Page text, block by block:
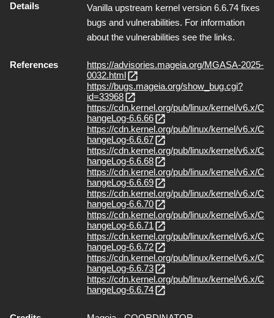
Details
Vanilla upstream kernel version 6.6.74 fixes
bugs and vulnerabilities. For information
about the vulnerabilities see the links.
References
https://advisories.mageia.org/MGASA-2025-
0032.html
https://bugs.mageia.org/show_bug.cgi?
id=33968
https://cdn.kernel.org/pub/linux/kernel/v6.x/C
hangeLog-6.6.66
https://cdn.kernel.org/pub/linux/kernel/v6.x/C
hangeLog-6.6.67
https://cdn.kernel.org/pub/linux/kernel/v6.x/C
hangeLog-6.6.68
https://cdn.kernel.org/pub/linux/kernel/v6.x/C
hangeLog-6.6.69
https://cdn.kernel.org/pub/linux/kernel/v6.x/C
hangeLog-6.6.70
https://cdn.kernel.org/pub/linux/kernel/v6.x/C
hangeLog-6.6.71
https://cdn.kernel.org/pub/linux/kernel/v6.x/C
hangeLog-6.6.72
https://cdn.kernel.org/pub/linux/kernel/v6.x/C
hangeLog-6.6.73
https://cdn.kernel.org/pub/linux/kernel/v6.x/C
hangeLog-6.6.74